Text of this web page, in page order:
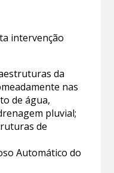
intervenção
da
nas
de água,
pluvial;
de
Automático do